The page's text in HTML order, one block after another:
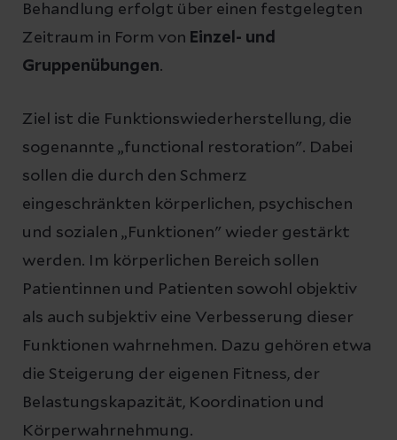
Behandlung erfolgt über einen festgelegten
Zeitraum in Form von Einzel- und
Gruppenübungen.
Ziel ist die Funktionswiederherstellung, die
sogenannte „functional restoration". Dabei
sollen die durch den Schmerz
eingeschränkten körperlichen, psychischen
und sozialen „Funktionen" wieder gestärkt
werden. Im körperlichen Bereich sollen
Patientinnen und Patienten sowohl objektiv
als auch subjektiv eine Verbesserung dieser
Funktionen wahrnehmen. Dazu gehören etwa
die Steigerung der eigenen Fitness, der
Belastungskapazität, Koordination und
Körperwahrnehmung.